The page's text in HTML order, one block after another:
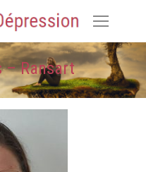
– Ransart